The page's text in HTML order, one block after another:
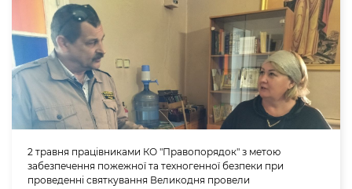
2 травня працівниками КО "Правопорядок" з метою
забезпечення пожежної та техногенної безпеки при
проведенні святкування Великодня провели